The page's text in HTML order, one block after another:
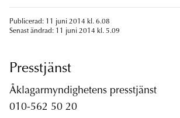
Publicerad: 11 juni 2014 kl. 6.08
Senast ändrad: 11 juni 2014 kl. 5.09
Presstjänst
Åklagarmyndighetens presstjänst
010-562 50 20